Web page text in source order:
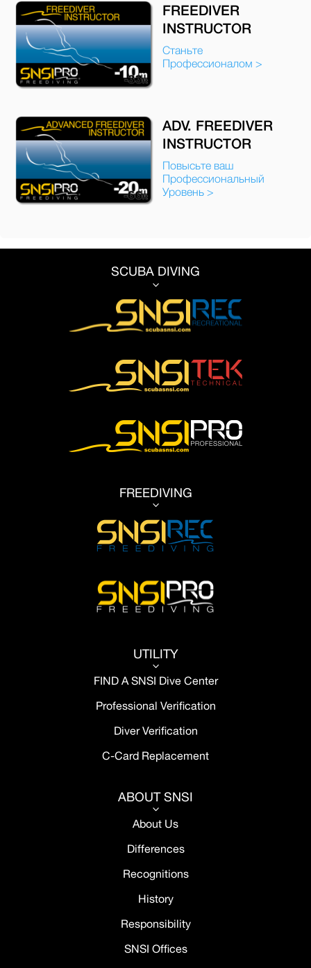
FREEDIVER
INSTRUCTOR
Станьте
Профессионалом >
ADV. FREEDIVER
INSTRUCTOR
Повысьте ваш
Профессиональный
Уровень >
SCUBA DIVING
3
FREEDIVING
3
UTILITY
3
FIND A SNSI Dive Center
Professional Verification
Diver Verification
C-Card Replacement
ABOUT SNSI
3
About Us
Differences
Recognitions
History
Responsibility
SNSI Offices